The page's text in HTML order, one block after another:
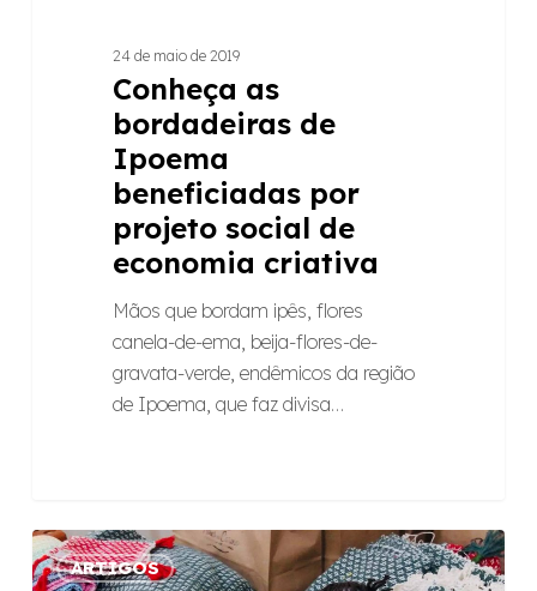
24 de maio de 2019
Conheça as
bordadeiras de
Ipoema
beneficiadas por
projeto social de
economia criativa
Mãos que bordam ipês, flores
canela-de-ema, beija-flores-de-
gravata-verde, endêmicos da região
de Ipoema, que faz divisa…
O
que ARTIGOS